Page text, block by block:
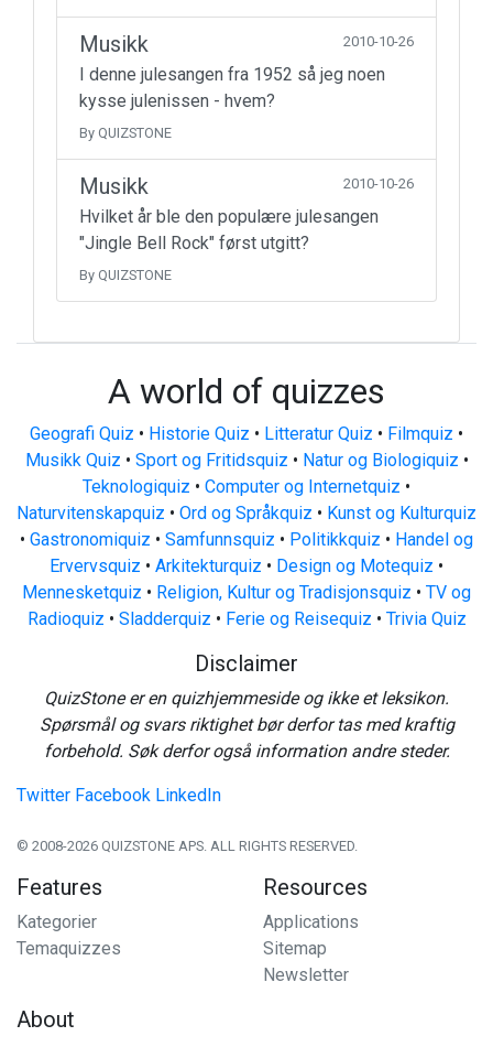
Musikk 2010-10-26
I denne julesangen fra 1952 så jeg noen
kysse julenissen - hvem?
By QUIZSTONE
Musikk 2010-10-26
Hvilket år ble den populære julesangen
"Jingle Bell Rock" først utgitt?
By QUIZSTONE
A world of quizzes
Geografi Quiz • Historie Quiz • Litteratur Quiz • Filmquiz •
Musikk Quiz • Sport og Fritidsquiz • Natur og Biologiquiz •
Teknologiquiz • Computer og Internetquiz •
Naturvitenskapquiz • Ord og Språkquiz • Kunst og Kulturquiz
• Gastronomiquiz • Samfunnsquiz • Politikkquiz • Handel og
Ervervsquiz • Arkitekturquiz • Design og Motequiz •
Mennesketquiz • Religion, Kultur og Tradisjonsquiz • TV og
Radioquiz • Sladderquiz • Ferie og Reisequiz • Trivia Quiz
Disclaimer
QuizStone er en quizhjemmeside og ikke et leksikon.
Spørsmål og svars riktighet bør derfor tas med kraftig
forbehold. Søk derfor også information andre steder.
Twitter Facebook LinkedIn
© 2008-2026 QUIZSTONE APS. ALL RIGHTS RESERVED.
Features
Kategorier
Temaquizzes
Resources
Applications
Sitemap
Newsletter
About